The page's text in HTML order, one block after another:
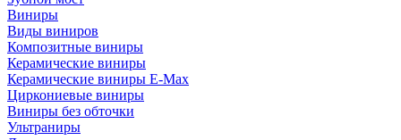
Виниры
Виды виниров
Композитные виниры
Керамические виниры
Керамические виниры E-Max
Циркониевые виниры
Виниры без обточки
Ультраниры